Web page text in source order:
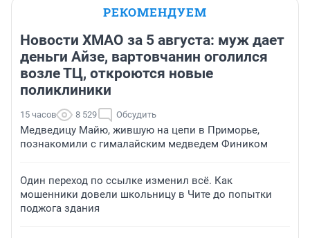
РЕКОМЕНДУЕМ
Новости ХМАО за 5 августа: муж дает
деньги Айзе, вартовчанин оголился
возле ТЦ, откроются новые
поликлиники
15 часов 8 529 Обсудить
Медведицу Майю, жившую на цепи в Приморье,
познакомили с гималайским медведем Фиником
Один переход по ссылке изменил всё. Как
мошенники довели школьницу в Чите до попытки
поджога здания